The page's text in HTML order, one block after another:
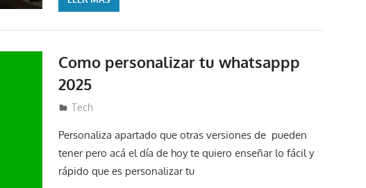
Como personalizar tu whatsappp
2025
26 de febrero de 2024
Lucas Espinal
Tech
Personaliza apartado que otras versiones de pueden
tener pero acá el día de hoy te quiero enseñar lo fácil y
rápido que es personalizar tu